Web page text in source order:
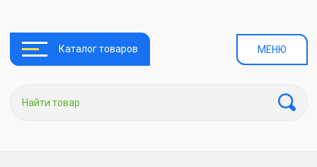
Каталог товаров МЕНЮ